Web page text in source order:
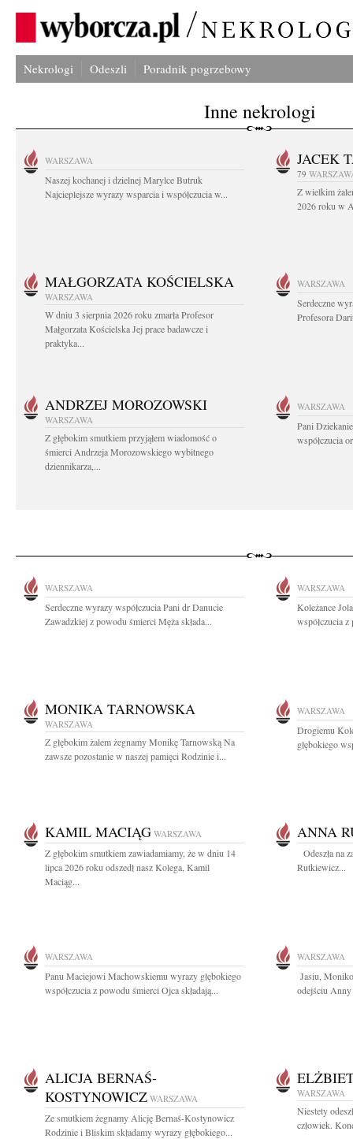
Nekrologi Odeszli Poradnik pogrzebowy
Inne nekrologi
WARSZAWA
Naszej kochanej i dzielnej Marylce Butruk
Najcieplejsze wyrazy wsparcia i współczucia w...
JACEK
79
Z wielkim
2026 roku w
MAŁGORZATA KOŚCIELSKA
WARSZAWA
W dniu 3 sierpnia 2026 roku zmarła Profesor
Małgorzata Kościelska Jej prace badawcze i
praktyka...
WARSZAWA
Serdeczne
Profesora
ANDRZEJ MOROZOWSKI
WARSZAWA
Z głębokim smutkiem przyjąłem wiadomość o
śmierci Andrzeja Morozowskiego wybitnego
dziennikarza,...
WARSZAWA
Pani
współczucia
WARSZAWA
Serdeczne wyrazy współczucia Pani dr Danucie
Zawadzkiej z powodu śmierci Męża składa...
WARSZAWA
Koleżance
współczucia
MONIKA TARNOWSKA
WARSZAWA
Z głębokim żalem żegnamy Monikę Tarnowską Na
zawsze pozostanie w naszej pamięci Rodzinie i...
WARSZAWA
Drogiemu
głębokiego
KAMIL MACIĄG WARSZAWA
Z głębokim smutkiem zawiadamiamy, że w dniu 14
lipca 2026 roku odszedł nasz Kolega, Kamil
Maciąg...
ANNA
Odeszła na
Rutkiewicz...
WARSZAWA
Panu Maciejowi Machowskiemu wyrazy głębokiego
współczucia z powodu śmierci Ojca składają...
WARSZAWA
Jasiu,
odejściu
ALICJA BERNAŚ-
KOSTYNOWICZ WARSZAWA
Ze smutkiem żegnamy Alicję Bernaś-Kostynowicz
Rodzinie i Bliskim składamy wyrazy głębokiego...
WARSZAWA
Niestety
człowiek.